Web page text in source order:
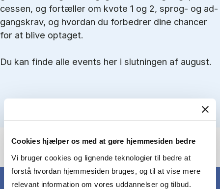
Cookies hjælper os med at gøre hjemmesiden bedre
Vi bruger cookies og lignende teknologier til bedre at
forstå hvordan hjemmesiden bruges, og til at vise mere
relevant information om vores uddannelser og tilbud.
ces­sen, og for­tæl­ler om kvo­te 1 og 2, sprog- og ad­
gangs­krav, og hvordan du forbedrer dine chancer
for at blive optaget.
Du kan finde alle events her i slutningen af august.